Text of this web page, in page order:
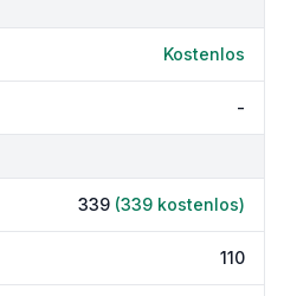
Kostenlos
-
339 (339 kostenlos)
110